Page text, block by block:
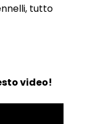
tutto
video!